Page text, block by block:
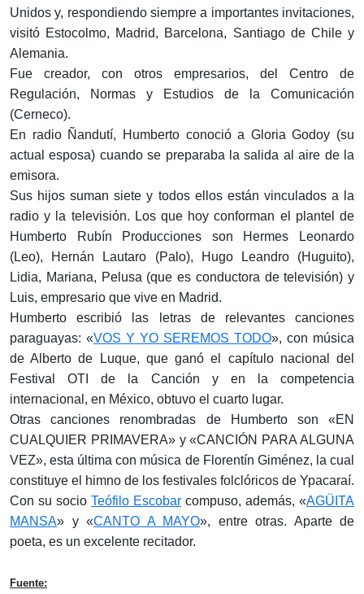
Unidos y, respondiendo siempre a importantes invitaciones,
visitó Estocolmo, Madrid, Barcelona, Santiago de Chile y
Alemania.
Fue creador, con otros empresarios, del Centro de
Regulación, Normas y Estudios de la Comunicación
(Cerneco).
En radio Ñandutí, Humberto conoció a Gloria Godoy (su
actual esposa) cuando se preparaba la salida al aire de la
emisora.
Sus hijos suman siete y todos ellos están vinculados a la
radio y la televisión. Los que hoy conforman el plantel de
Humberto Rubín Producciones son Hermes Leonardo
(Leo), Hernán Lautaro (Palo), Hugo Leandro (Huguito),
Lidia, Mariana, Pelusa (que es conductora de televisión) y
Luis, empresario que vive en Madrid.
Humberto escribió las letras de relevantes canciones
paraguayas: «VOS Y YO SEREMOS TODO», con música
de Alberto de Luque, que ganó el capítulo nacional del
Festival OTI de la Canción y en la competencia
internacional, en México, obtuvo el cuarto lugar.
Otras canciones renombradas de Humberto son «EN
CUALQUIER PRIMAVERA» y «CANCIÓN PARA ALGUNA
VEZ», esta última con música de Florentín Giménez, la cual
constituye el himno de los festivales folclóricos de Ypacaraí.
Con su socio Teófilo Escobar compuso, además, «AGÜITA
MANSA» y «CANTO A MAYO», entre otras. Aparte de
poeta, es un excelente recitador.
Fuente: